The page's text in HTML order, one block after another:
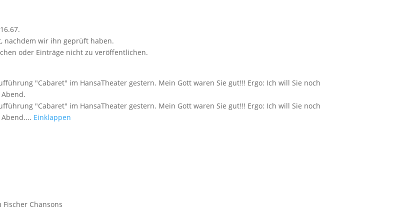
nachdem wir ihn geprüft haben.
oder Einträge nicht zu veröffentlichen.
"Cabaret" im HansaTheater gestern. Mein Gott waren Sie gut!!! Ergo: Ich will Sie noch
"Cabaret" im HansaTheater gestern. Mein Gott waren Sie gut!!! Ergo: Ich will Sie noch
Einklappen
Chansons